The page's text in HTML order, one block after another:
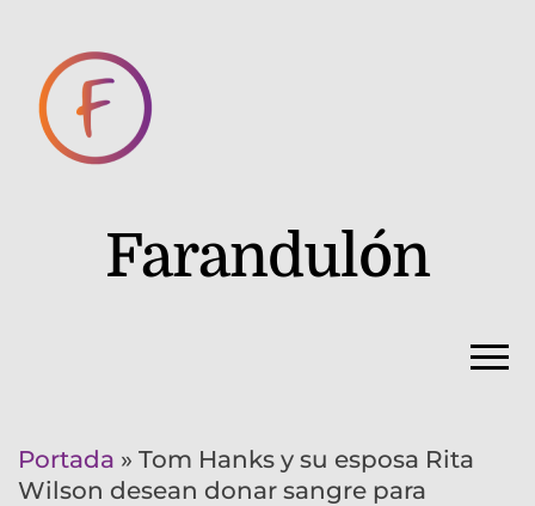
Farandulón
Portada » Tom Hanks y su esposa Rita
Wilson desean donar sangre para